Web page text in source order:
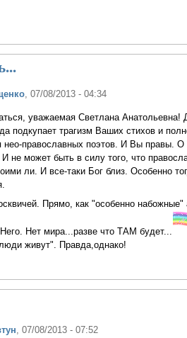
, 07/08/2013 - 04:34
уважаемая Светлана
подкупает трагизм Ваших стихов и
нео-православных поэтов. И Вы правы. О
И не может быть в силу того, что
ли. И все-таки Бог близ. Особенно
Прямо, как "особенно
Нет мира...разве что ТАМ будет...
живут". Правда,однако!
, 07/08/2013 - 07:52